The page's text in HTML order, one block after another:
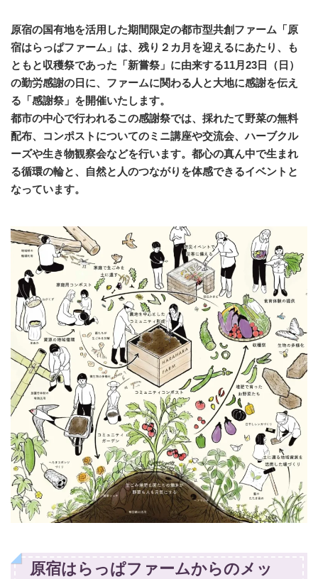
原宿の国有地を活用した期間限定の都市型共創ファーム「原
宿はらっぱファーム」は、残り２カ月を迎えるにあたり、も
ともと収穫祭であった「新嘗祭」に由来する11月23日（日）
の勤労感謝の日に、ファームに関わる人と大地に感謝を伝え
る「感謝祭」を開催いたします。
都市の中心で行われるこの感謝祭では、採れたて野菜の無料
配布、コンポストについてのミニ講座や交流会、ハーブクル
ーズや生き物観察会などを行います。都心の真ん中で生まれ
る循環の輪と、自然と人のつながりを体感できるイベントと
なっています。
原宿はらっぱファームからのメッ